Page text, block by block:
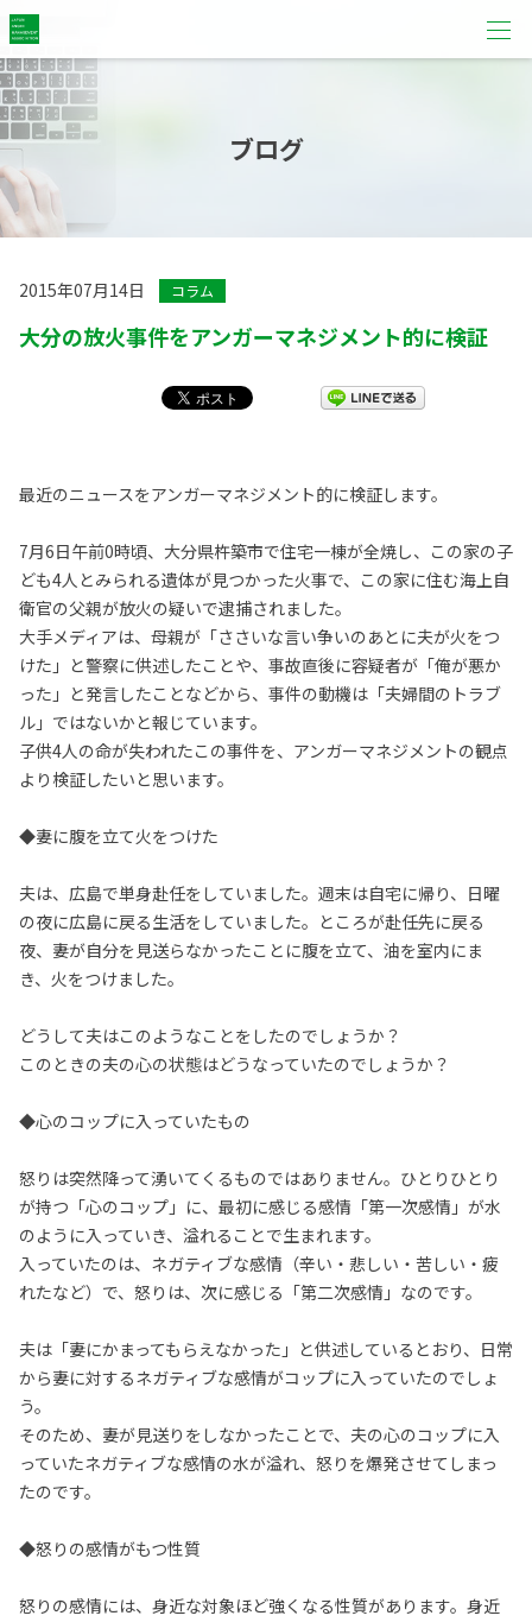
ブログ
2015年07月14日 コラム
大分の放火事件をアンガーマネジメント的に検証
最近のニュースをアンガーマネジメント的に検証します。
7月6日午前0時頃、大分県杵築市で住宅一棟が全焼し、この家の子
ども4人とみられる遺体が見つかった火事で、この家に住む海上自
衛官の父親が放火の疑いで逮捕されました。
大手メディアは、母親が「ささいな言い争いのあとに夫が火をつ
けた」と警察に供述したことや、事故直後に容疑者が「俺が悪か
った」と発言したことなどから、事件の動機は「夫婦間のトラブ
ル」ではないかと報じています。
子供4人の命が失われたこの事件を、アンガーマネジメントの観点
より検証したいと思います。
◆妻に腹を立て火をつけた
夫は、広島で単身赴任をしていました。週末は自宅に帰り、日曜
の夜に広島に戻る生活をしていました。ところが赴任先に戻る
夜、妻が自分を見送らなかったことに腹を立て、油を室内にま
き、火をつけました。
どうして夫はこのようなことをしたのでしょうか？
このときの夫の心の状態はどうなっていたのでしょうか？
◆心のコップに入っていたもの
怒りは突然降って湧いてくるものではありません。ひとりひとり
が持つ「心のコップ」に、最初に感じる感情「第一次感情」が水
のように入っていき、溢れることで生まれます。
入っていたのは、ネガティブな感情（辛い・悲しい・苦しい・疲
れたなど）で、怒りは、次に感じる「第二次感情」なのです。
夫は「妻にかまってもらえなかった」と供述しているとおり、日常
から妻に対するネガティブな感情がコップに入っていたのでしょ
う。
そのため、妻が見送りをしなかったことで、夫の心のコップに入
っていたネガティブな感情の水が溢れ、怒りを爆発させてしまっ
たのです。
◆怒りの感情がもつ性質
怒りの感情には、身近な対象ほど強くなる性質があります。身近